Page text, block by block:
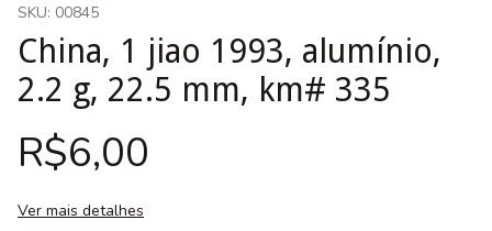
SKU: 00845
China, 1 jiao 1993, alumínio,
2.2 g, 22.5 mm, km# 335
R$6,00
Ver mais detalhes